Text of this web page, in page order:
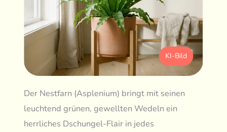
KI-Bild
Der Nestfarn (Asplenium) bringt mit seinen
leuchtend grünen, gewellten Wedeln ein
herrliches Dschungel-Flair in jedes